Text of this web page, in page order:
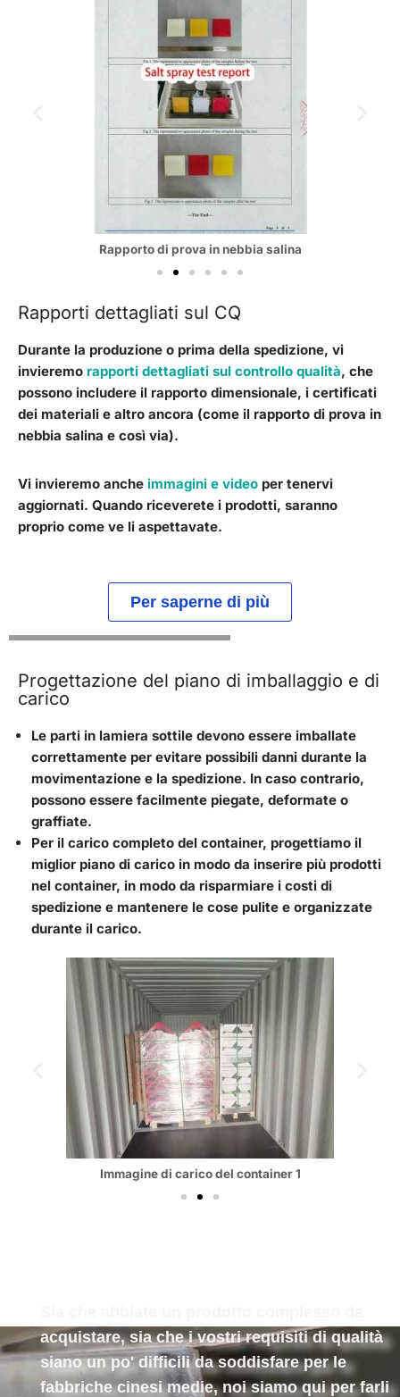
Rapporto di prova in nebbia salina
Rapporti dettagliati sul CQ
Durante la produzione o prima della spedizione, vi
invieremo rapporti dettagliati sul controllo qualità, che
possono includere il rapporto dimensionale, i certificati
dei materiali e altro ancora (come il rapporto di prova in
nebbia salina e così via).
Vi invieremo anche immagini e video per tenervi
aggiornati. Quando riceverete i prodotti, saranno
proprio come ve li aspettavate.
Per saperne di più
Progettazione del piano di imballaggio e di
carico
Le parti in lamiera sottile devono essere imballate
correttamente per evitare possibili danni durante la
movimentazione e la spedizione. In caso contrario,
possono essere facilmente piegate, deformate o
graffiate.
Per il carico completo del container, progettiamo il
miglior piano di carico in modo da inserire più prodotti
nel container, in modo da risparmiare i costi di
spedizione e mantenere le cose pulite e organizzate
durante il carico.
Immagine di carico del container 1
acquistare, sia che i vostri requisiti di qualità
siano un po' difficili da soddisfare per le
fabbriche cinesi medie, noi siamo qui per farli